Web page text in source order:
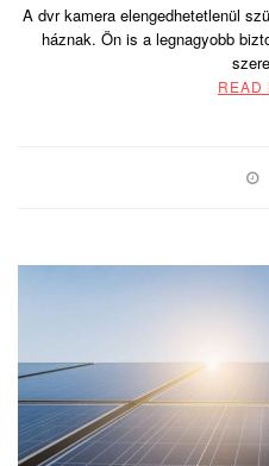
A dvr kamera elengedhetetlenül
háznak. Ön is a legnagyobb
READ